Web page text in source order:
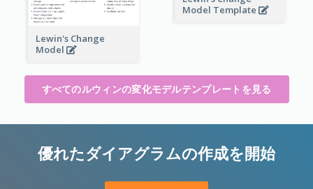
Model Template
Lewin's Change
Model
すべてのルウィンの変化モデルテンプレートを見る
優れたダイアグラムの作成を開始